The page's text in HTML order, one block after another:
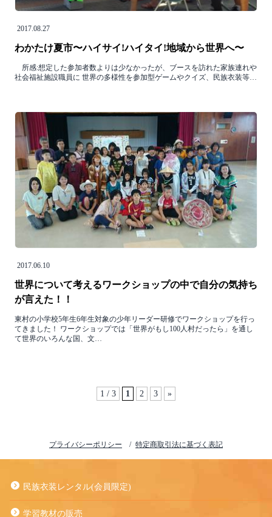
2017.08.27
わかたけ夏市〜ハイサイ!ハイタイ!地域から世界へ〜
所感:想定した参加者数よりは少なかったが、ブースを訪れた家族連れや
社会福祉施設職員に 世界の多様性を参加型ゲームやクイズ、民族衣装等…
2017.06.10
世界について考えるワークショップの中で自分の気持ち
が言えた！！
東村の小学校5年生6年生対象の少年リーダー研修でワークショップを行っ
てきました！ ワークショップでは「世界がもし100人村だったら」を通し
て世界のいろんな国、文…
1 / 3 1 2 3 »
プライバシーポリシー 特定商取引法に基づく表記
民族衣装レンタル(会員限定)
学習教材の販売